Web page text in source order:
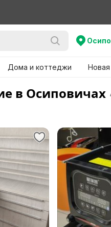
Дома и коттеджи
в Осиповичах